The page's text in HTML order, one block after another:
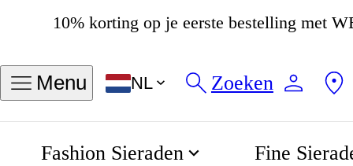
10% korting op je eerste bestelling met
4.8 537 beoordelingen
Menu NL Zoeken
Fashion Sieraden Fine